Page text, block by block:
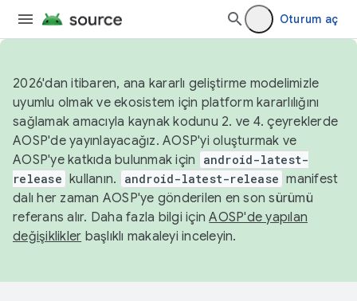
Oturum aç
2026'dan itibaren, ana kararlı geliştirme modelimizle
uyumlu olmak ve ekosistem için platform kararlılığını
sağlamak amacıyla kaynak kodunu 2. ve 4. çeyreklerde
AOSP'de yayınlayacağız. AOSP'yi oluşturmak ve
AOSP'ye katkıda bulunmak için
android-latest-
release kullanın. android-latest-release manifest
dalı her zaman AOSP'ye gönderilen en son sürümü
referans alır. Daha fazla bilgi içinAOSP'de yapılan
değişiklikler başlıklı makaleyi inceleyin.